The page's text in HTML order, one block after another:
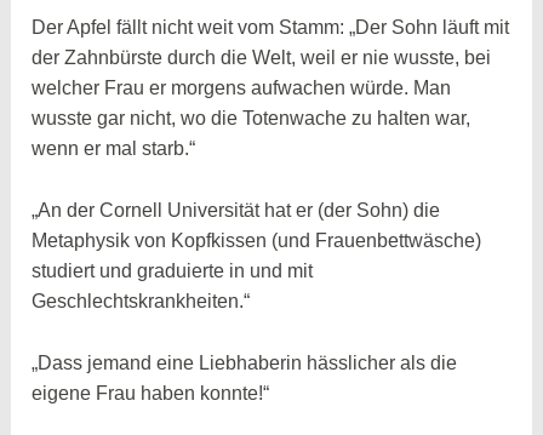
Der Apfel fällt nicht weit vom Stamm: „Der Sohn läuft mit
der Zahnbürste durch die Welt, weil er nie wusste, bei
welcher Frau er morgens aufwachen würde. Man
wusste gar nicht, wo die Totenwache zu halten war,
wenn er mal starb.“
„An der Cornell Universität hat er (der Sohn) die
Metaphysik von Kopfkissen (und Frauenbettwäsche)
studiert und graduierte in und mit
Geschlechtskrankheiten.“
„Dass jemand eine Liebhaberin hässlicher als die
eigene Frau haben konnte!“